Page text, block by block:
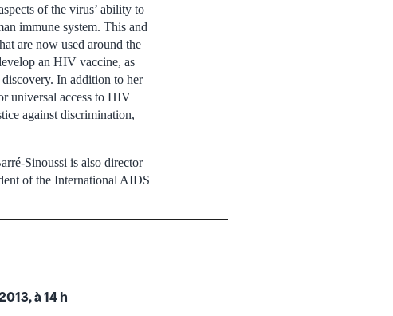
of the virus’ ability to
immune system. This and
are now used around the
an HIV vaccine, as
In addition to her
universal access to HIV
against discrimination,
Sinoussi is also director
of the International AIDS
à 14 h